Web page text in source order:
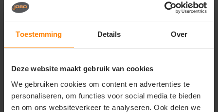
Toestemming Details Over
Deze website maakt gebruik van cookies
We gebruiken cookies om content en advertenties te
personaliseren, om functies voor social media te bieden
en om ons websiteverkeer te analyseren. Ook delen we
Vragen? Neem contact
op met onze
call +31(0)418 511 972
mail info@jobopromotions.nl
store Bezoek onze showroom:
Provincialeweg 59 - Velddriel